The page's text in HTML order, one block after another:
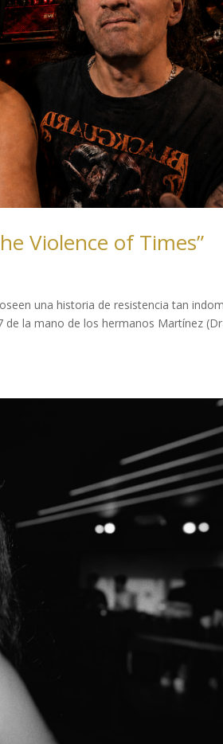
Violence of Times”
una historia de resistencia tan
de la mano de los hermanos Martínez